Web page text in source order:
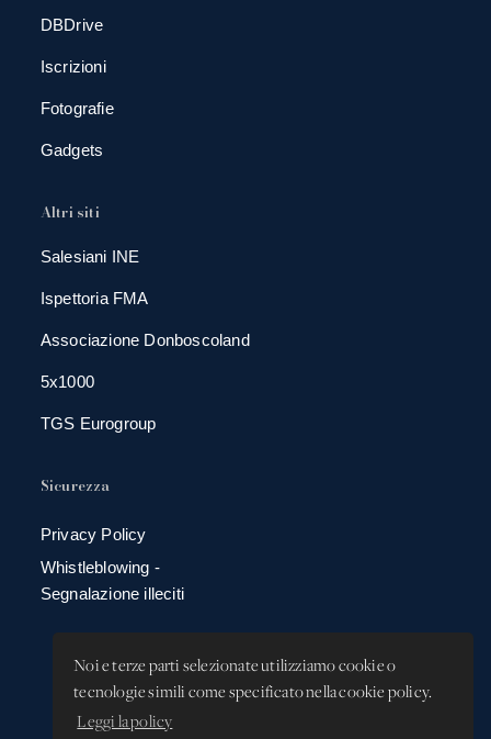
Noi e terze parti selezionate utilizziamo cookie o
tecnologie simili come specificato nella cookie policy.
Leggi la policy
DBDrive
Iscrizioni
Fotografie
Gadgets
Altri siti
Salesiani INE
Ispettoria FMA
Associazione Donboscoland
5x1000
TGS Eurogroup
Sicurezza
Privacy Policy
Whistleblowing -
Segnalazione illeciti